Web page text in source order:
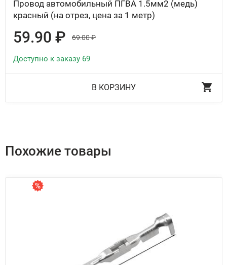
Провод автомобильный ПГВА 1.5мм2 (медь)
красный (на отрез, цена за 1 метр)
59.90 ₽ 69.00 ₽
Доступно к заказу 69
В КОРЗИНУ
Похожие товары